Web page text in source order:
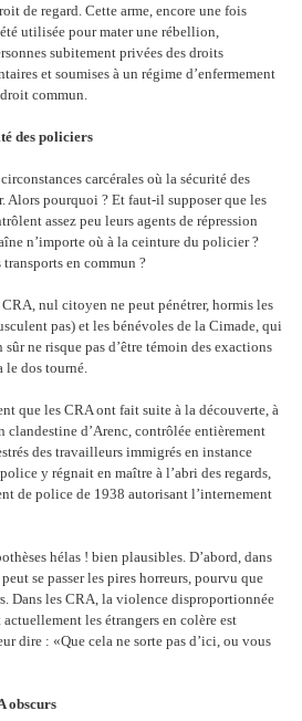
de regard. Cette arme, encore une fois
utilisée pour mater une rébellion,
subitement privées des droits
et soumises à un régime d’enfermement
commun.
des policiers
carcérales où la sécurité des
Alors pourquoi ? Et faut-il supposer que les
assez peu leurs agents de répression
n’importe où à la ceinture du policier ?
en commun ?
nul citoyen ne peut pénétrer, hormis les
pas) et les bénévoles de la Cimade, qui
ne risque pas d’être témoin des exactions
le dos tourné.
que les CRA ont fait suite à la découverte, à
d’Arenc, contrôlée entièrement
des travailleurs immigrés en instance
y régnait en maître à l’abri des regards,
de police de 1938 autorisant l’internement
hélas ! bien plausibles. D’abord, dans
se passer les pires horreurs, pourvu que
Dans les CRA, la violence disproportionnée
les étrangers en colère est
dire : «Que cela ne sorte pas d’ici, ou vous
obscurs